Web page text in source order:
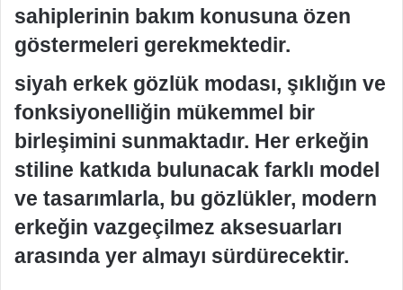
sahiplerinin bakım konusuna özen
göstermeleri gerekmektedir.
siyah erkek gözlük modası, şıklığın ve
fonksiyonelliğin mükemmel bir
birleşimini sunmaktadır. Her erkeğin
stiline katkıda bulunacak farklı model
ve tasarımlarla, bu gözlükler, modern
erkeğin vazgeçilmez aksesuarları
arasında yer almayı sürdürecektir.